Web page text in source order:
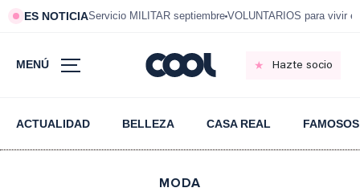
ES NOTICIAServicio MILITAR septiembre VOLUNTARIOS para vivir
MENÚ Hazte socio
ACTUALIDAD BELLEZA CASA REAL FAMOSOS
MODA